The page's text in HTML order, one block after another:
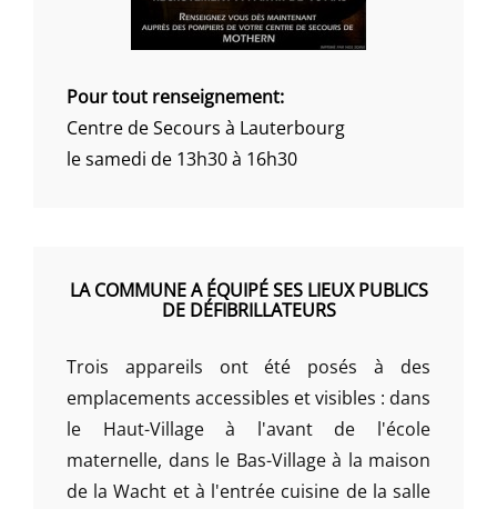
Pour tout renseignement:
Centre de Secours à Lauterbourg
le samedi de 13h30 à 16h30
LA COMMUNE A ÉQUIPÉ SES LIEUX PUBLICS
DE DÉFIBRILLATEURS
Trois appareils ont été posés à des
emplacements accessibles et visibles : dans
le Haut-Village à l'avant de l'école
maternelle, dans le Bas-Village à la maison
de la Wacht et à l'entrée cuisine de la salle